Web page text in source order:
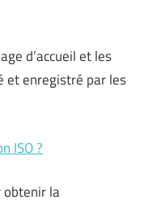
d’accueil et les
enregistré par les
ISO ?
obtenir la